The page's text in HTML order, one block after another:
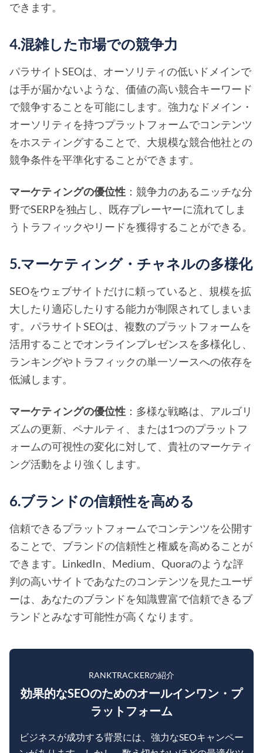
できます。
4.混雑した市場での競争力
パラサイトSEOは、オーソリティの低いドメインで
は手が届かないような、価値の高い競合キーワード
で競争することを可能にします。強力なドメイン・
オーソリティを持つプラットフォームでコンテンツ
をホスティングすることで、大規模な競合他社との
競争条件を平準化することができます。
マーケティングの優位性 ：競争力のあるニッチな分
野でSERPを独占し、既存プレーヤーに流れてしま
うトラフィックやリードを獲得することができる。
5.マーケティング・チャネルの多様化
SEOをウェブサイトだけに頼っていると、規模を拡
大したり適応したりする能力が制限されてしまいま
す。パラサイトSEOは、複数のプラットフォームを
活用することでオンラインプレゼンスを多様化し、
ランキングやトラフィックの単一ソースへの依存を
低減します。
マーケティングの優位性 ：多様な戦略は、アルゴリ
ズムの更新、ペナルティ、または1つのプラットフ
ォームの可視性の変化に対して、貴社のマーケティ
ング活動をより強くします。
6.ブランドの信頼性を高める
信頼できるプラットフォームでコンテンツを公開す
ることで、ブランドの信頼性と権威を高めることが
できます。LinkedIn、Medium、Quoraのような評
判の高いサイトであなたのコンテンツを見たユーザ
ーは、あなたのブランドを知識豊富で信頼できるブ
ランドとみなす可能性が高くなります。
RANKTRACKERの紹介
効果的なSEOのためのオールインワン・プ
ラットフォーム
ビジネスが成功する背景には、強力なSEOキャンペー